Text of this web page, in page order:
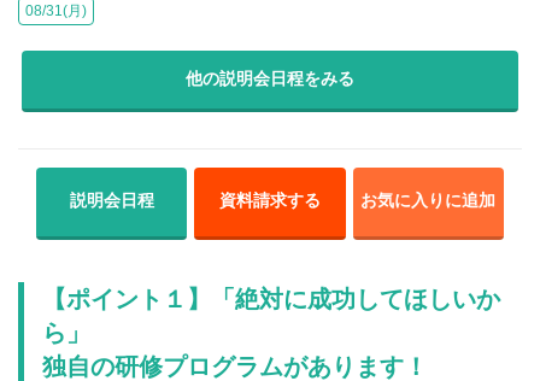
08/31(月)
他の説明会日程をみる
説明会日程 資料請求する お気に入りに追加
【ポイント１】「絶対に成功してほしいか
ら」
独自の研修プログラムがあります！